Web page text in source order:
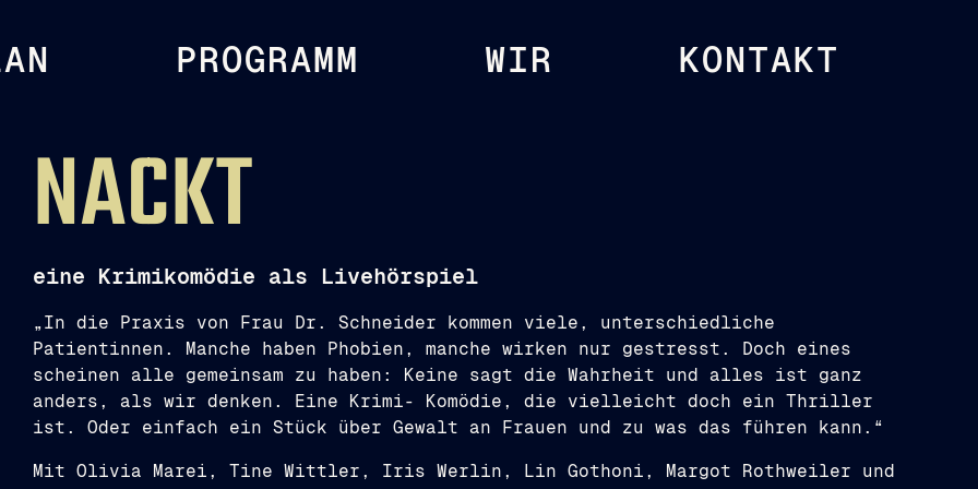
PROGRAMM WIR KONTAKT
NACKT
eine Krimikomödie als Livehörspiel
„In die Praxis von Frau Dr. Schneider kommen viele, unterschiedliche
Patientinnen. Manche haben Phobien, manche wirken nur gestresst. Doch eines
scheinen alle gemeinsam zu haben: Keine sagt die Wahrheit und alles ist ganz
anders, als wir denken. Eine Krimi- Komödie, die vielleicht doch ein Thriller
ist. Oder einfach ein Stück über Gewalt an Frauen und zu was das führen kann.“
Mit Olivia Marei, Tine Wittler, Iris Werlin, Lin Gothoni, Margot Rothweiler und